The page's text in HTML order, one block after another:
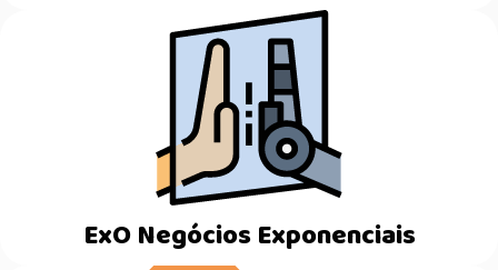
ExO Negócios Exponenciais